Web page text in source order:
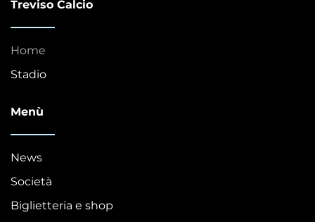
Treviso Calcio
Home
Stadio
Menù
News
Società
Biglietteria e shop